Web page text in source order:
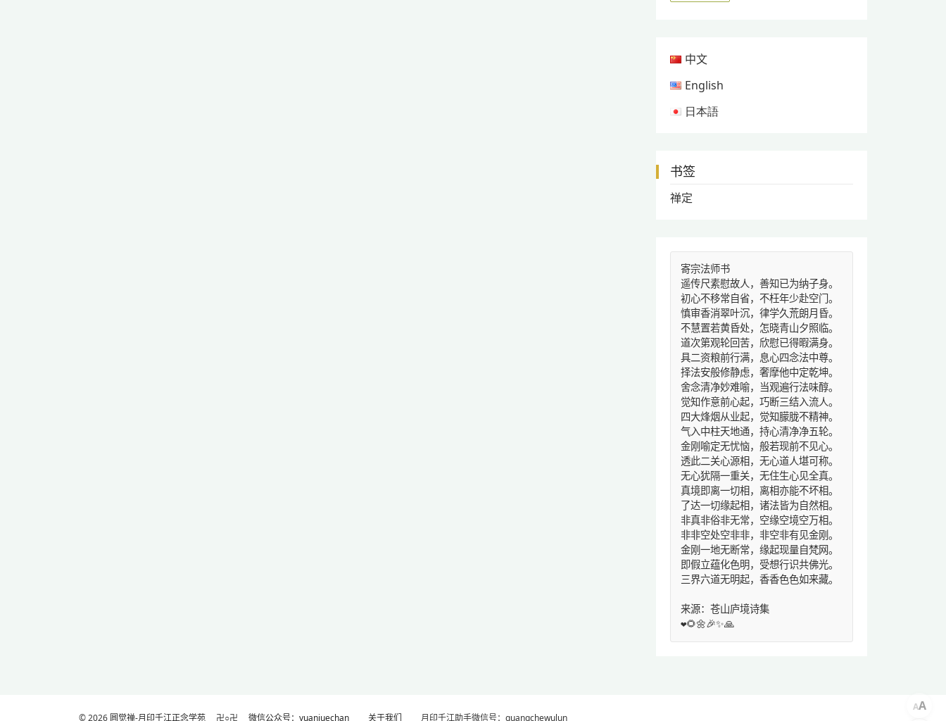
中文
English
日本語
书签
禅定
寄宗法师书
遥传尺素慰故人，善知已为纳子身。
初心不移常自省，不枉年少赴空门。
慎审香消翠叶沉，律学久荒朗月昏。
不慧置若黄昏处，怎晓青山夕照临。
道次第观轮回苦，欣慰已得暇满身。
具二资粮前行满，息心四念法中尊。
择法安般修静虑，奢摩他中定乾坤。
舍念清净妙难喻，当观遍行法味醇。
觉知作意前心起，巧断三结入流人。
四大烽烟从业起，觉知朦胧不精神。
气入中柱天地通，持心清净净五轮。
金刚喻定无忧恼，般若现前不见心。
透此二关心源相，无心道人堪可称。
无心犹隔一重关，无住生心见全真。
真境即离一切相，离相亦能不坏相。
了达一切缘起相，诸法皆为自然相。
非真非俗非无常，空缘空境空万相。
非非空处空非非，非空非有见金刚。
金刚一地无断常，缘起现量自梵网。
即假立蕴化色明，受想行识共佛光。
三界六道无明起，香香色色如来藏。
来源：苍山庐境诗集
❤️🌻🌼🎉✨🙏
© 2026 圆觉禅-月印千江正念学苑 卍○卍 微信公众号：yuanjuechan 关于我们 月印千江助手微信号：guangchewulun
AA